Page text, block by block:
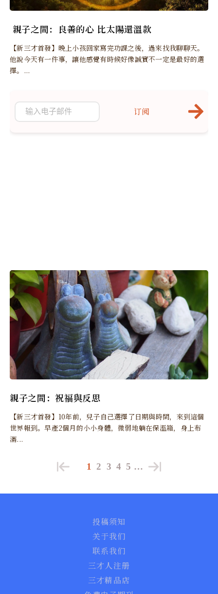
親子之間：良善的心 比太陽還溫款
【新三才首發】晚上小孩回家寫完功課之後，過來找我聊聊天。
他說今天有一件事，讓他感覺有時候好像誠實不一定是最好的選
擇。...
親子之間：祝福與反思
【新三才首發】10年前，兒子自己選擇了日期與時間，來到這個
世界報到。早產2個月的小小身體，微弱地躺在保溫箱，身上布
滿...
订阅
1 2 3 4 5 …
投稿须知
关于我们
联系我们
三才人注册
三才精品店